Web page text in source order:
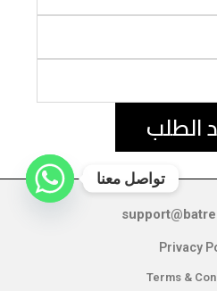
الطلب
Privacy
Terms &
تواصل معنا